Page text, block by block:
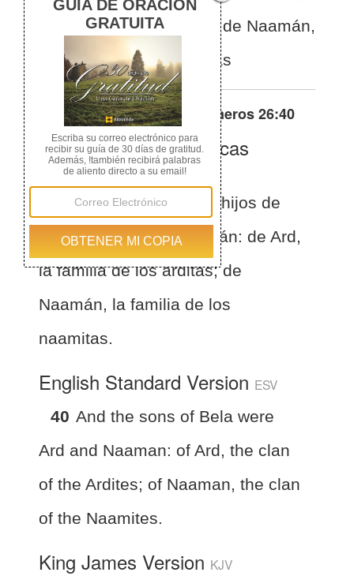
la familia de los arditas; de Naamán,
la familia de los naamitas
Otras traducciones de Números 26:40
La Biblia de las Américas
(Español)BLA
Números 26:40
Y los hijos de
Bela fueron Ard y Naamán: de Ard,
la familia de los arditas; de
Naamán, la familia de los
naamitas.
English Standard Version ESV
40 And the sons of Bela were
Ard and Naaman: of Ard, the clan
of the Ardites; of Naaman, the clan
of the Naamites.
King James Version KJV